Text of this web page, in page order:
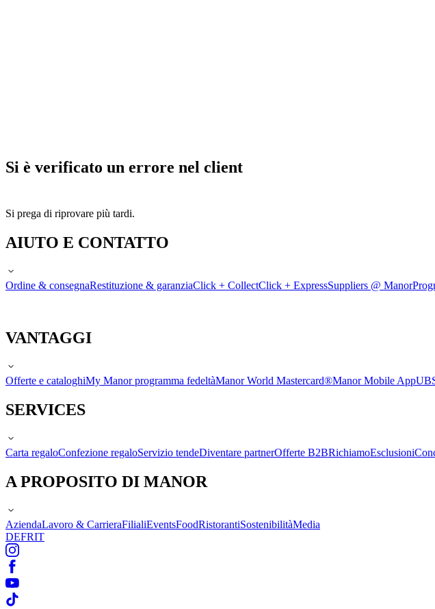
Si è verificato un errore nel client
Si prega di riprovare più tardi.
AIUTO E CONTATTO
Ordine & consegnaRestituzione & garanziaClick + CollectClick + ExpressSuppliers @ Manor
VANTAGGI
Offerte e cataloghiMy Manor programma fedeltàManor World Mastercard®Manor Mobile App
SERVICES
Carta regaloConfezione regaloServizio tendeDiventare partnerOfferte B2BRichiamoEsclusioni
A PROPOSITO DI MANOR
AziendaLavoro & CarrieraFilialiEventsFoodRistorantiSostenibilitàMedia
DEFRIT